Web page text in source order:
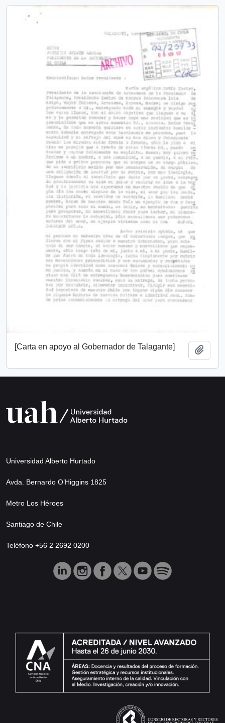
[Carta en apoyo al Gobernador de Talagante]
Universidad Alberto Hurtado
Avda. Bernardo O’Higgins 1825
Metro Los Héroes
Santiago de Chile
Teléfono +56 2 2692 0200